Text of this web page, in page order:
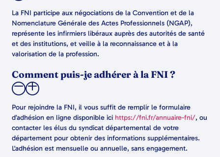
La FNI participe aux négociations de la Convention et de la
Nomenclature Générale des Actes Professionnels (NGAP),
représente les infirmiers libéraux auprès des autorités de santé
et des institutions, et veille à la reconnaissance et à la
valorisation de la profession.
Comment puis-je adhérer à la FNI ?
Pour rejoindre la FNI, il vous suffit de remplir le formulaire
d’adhésion en ligne disponible ici https://fni.fr/annuaire-fni/, ou
contacter les élus du syndicat départemental de votre
département pour obtenir des informations supplémentaires.
L'adhésion est mensuelle ou annuelle, sans engagement.